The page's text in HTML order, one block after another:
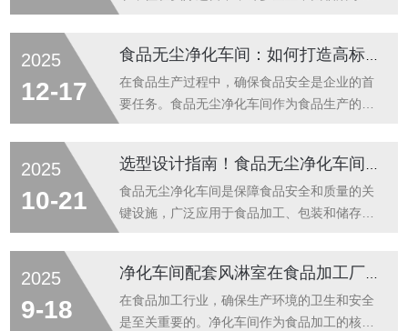
维护指南，助力守住食品卫生安全底线。洁净
度检测是日常维护的基础，核心是实时监控车
间内粉尘颗粒、微生物含量，确保符合食品
患。本文将深入分析这些常见问题的成因，并
提供切实可行的解决方案。洁净度不达标：根
源与对策洁净度不达标是净化车间最常见的困
都会导致尘埃粒子穿透屏障进入生产区域。此
外，人员流动管理混乱也是重要因素。未经规
范培训的员工违反更衣程序，或在不适当的位
2025
12-17
食品无尘净化车间：如何打造高标准的食品安全环境
在食品生产过程中，确保食品安全是企业的首
要任务。食品无尘净化车间作为食品生产的重
品无尘净化车间，不仅有助于提升产品质量，
还能增强消费者对品牌的信任。以下是构建食
品无尘净化车间的几个关键要点。一、合理的
染。车间应分为多个功能区域，如原料预处理
区、加工区、包装区和成品储存区。每个区域
的清洁度要求不同，通过合理的布局和隔离
2025
10-21
选型设计指南！食品无尘净化车间：洁净等级、温湿度、通风系统配置解析
食品无尘净化车间是保障食品安全和质量的关
键设施，广泛应用于食品加工、包装和储存等
中的卫生安全。本文将从洁净等级、温湿度控
制和通风系统配置三个方面，解析它的选型设
计要点，帮助用户更好地进行车间规划。一、
2025
9-18
净化车间配套风淋室在食品加工厂的应用
在食品加工行业，确保生产环境的卫生和安全
是至关重要的。净化车间作为食品加工的核心